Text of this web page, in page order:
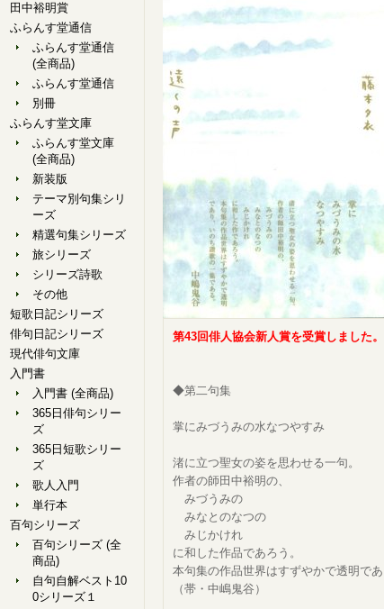
田中裕明賞
ふらんす堂通信
ふらんす堂通信
(全商品)
ふらんす堂通信
別冊
ふらんす堂文庫
ふらんす堂文庫
(全商品)
新装版
テーマ別句集シリ
ーズ
精選句集シリーズ
旅シリーズ
シリーズ詩歌
その他
短歌日記シリーズ
俳句日記シリーズ
現代俳句文庫
入門書
入門書 (全商品)
365日俳句シリー
ズ
365日短歌シリー
ズ
歌人入門
単行本
百句シリーズ
百句シリーズ (全
商品)
自句自解ベスト10
0シリーズ１
第43回俳人協会新人賞を受賞しました
◆第二句集
掌にみづうみの水なつやすみ
渚に立つ聖女の姿を思わせる一句。
作者の師田中裕明の、
みづうみの
みなとのなつの
みじかけれ
に和した作品であろう。
本句集の作品世界はすずやかで透明で
（帯・中嶋鬼谷）